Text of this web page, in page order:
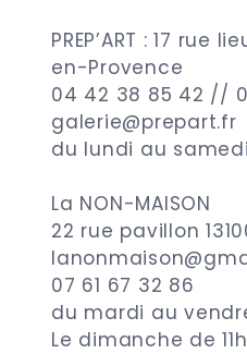
PREP’ART : 17 rue
en-Provence
04 42 38 85 42 //
galerie@prepart.fr
du lundi au
La NON-MAISON
22 rue pavillon
07 61 67 32 86
du mardi au
Le dimanche de